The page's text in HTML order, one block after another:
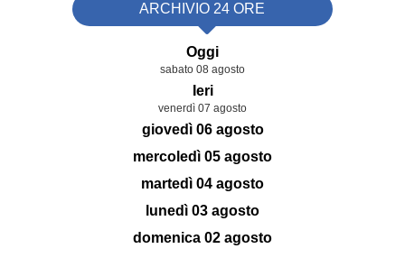
ARCHIVIO 24 ORE
Oggi
sabato 08 agosto
Ieri
venerdì 07 agosto
giovedì 06 agosto
mercoledì 05 agosto
martedì 04 agosto
lunedì 03 agosto
domenica 02 agosto